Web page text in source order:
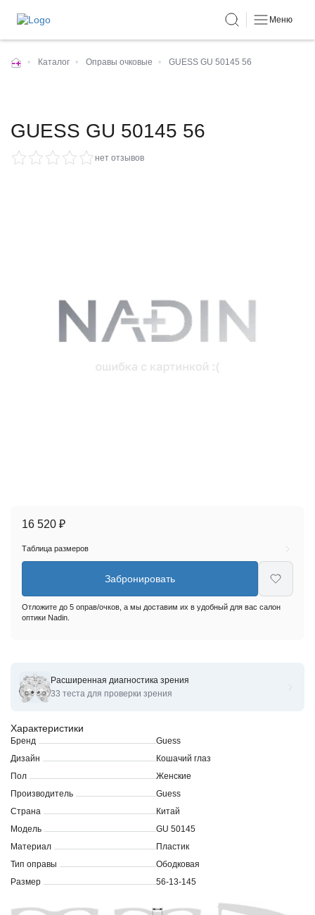
Меню
• Каталог • Оправы очковые • GUESS GU 50145 56
GUESS GU 50145 56
нет отзывов
Оправы для очков корригирующих GUESS GU 50145 56
Характеристики
Бренд
Guess
Дизайн
Кошачий глаз
Пол
Женские
Производитель
Guess
Страна
Китай
Модель
GU 50145
Материал
Пластик
Тип оправы
Ободковая
Размер
56-13-145
16 520 ₽
Таблица размеров
Забронировать
Отложите до 5 оправ/очков, а мы доставим их в удобный для вас салон
оптики Nadin.
Расширенная диагностика зрения
33 теста для проверки зрения